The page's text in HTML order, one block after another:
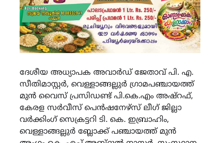
ദേശീയ അധ്യാപക അവാർഡ് ജേതാവ് പി. എ.
സീതിമാസ്റ്റർ, വെള്ളാങ്ങല്ലുർ ഗ്രാമപഞ്ചായത്ത്
മുൻ വൈസ് പ്രസിഡണ്ട് പി.കെ.എം അഷ്റഫ്,
കേരള സർവീസ് പെൻഷനേഴ്സ് ലീഗ് ജില്ലാ
വർക്കിംഗ് സെക്രട്ടറി ടി. കെ. ഇബ്രാഹിം,
വെള്ളാങ്ങല്ലുർ ബ്ലോക്ക്‌ പഞ്ചായത്ത് മുൻ